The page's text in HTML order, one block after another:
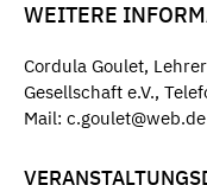
WEITERE
Cordula Goulet,
Gesellschaft e.V.,
Mail: c.goulet@web.de